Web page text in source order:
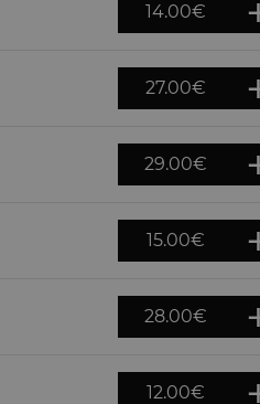
14.00€
27.00€
29.00€
15.00€
28.00€
12.00€